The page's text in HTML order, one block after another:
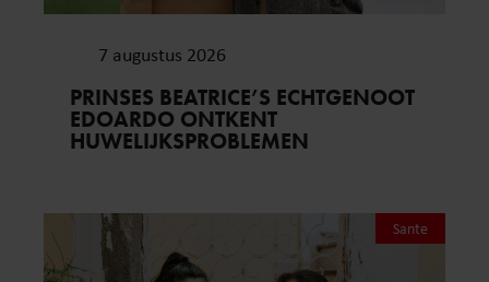
7 augustus 2026
PRINSES BEATRICE’S ECHTGENOOT
EDOARDO ONTKENT
HUWELIJKSPROBLEMEN
Sante